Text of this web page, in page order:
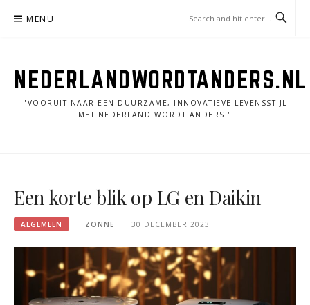
MENU
NEDERLANDWORDTANDERS.NL
"VOORUIT NAAR EEN DUURZAME, INNOVATIEVE LEVENSSTIJL
MET NEDERLAND WORDT ANDERS!"
Een korte blik op LG en Daikin
ALGEMEEN ZONNE 30 DECEMBER 2023